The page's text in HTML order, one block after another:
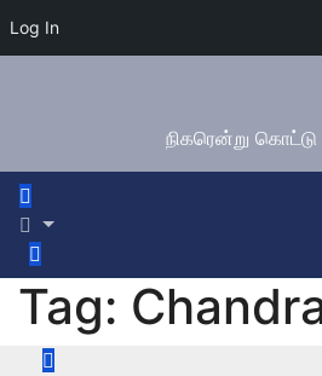
Log In
நிகரென்று கொட்டு
Tag: